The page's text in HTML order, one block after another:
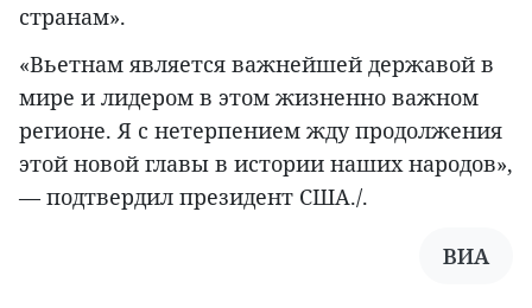
странам».
«Вьетнам является важнейшей державой в
мире и лидером в этом жизненно важном
регионе. Я с нетерпением жду продолжения
этой новой главы в истории наших народов»,
— подтвердил президент США./.
ВИА